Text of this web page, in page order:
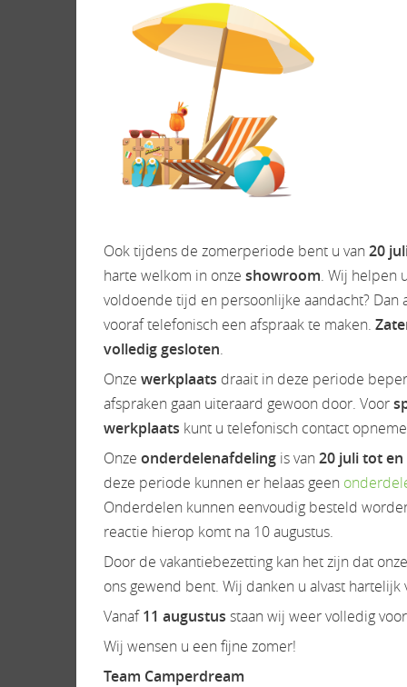
Ook tijdens de zomerperiode bent u van 20
harte welkom in onze showroom. Wij helpen
voldoende tijd en persoonlijke aandacht?
vooraf telefonisch een afspraak te maken.
volledig gesloten.
Onze werkplaats draait in deze periode
afspraken gaan uiteraard gewoon door. Voor
werkplaats kunt u telefonisch contact
Onze onderdelenafdeling is van 20 juli tot
deze periode kunnen er helaas geen
Onderdelen kunnen eenvoudig besteld
reactie hierop komt na 10 augustus.
Door de vakantiebezetting kan het zijn dat
ons gewend bent. Wij danken u alvast
Vanaf11 augustus staan wij weer volledig
Wij wensen u een fijne zomer!
Team Camperdream